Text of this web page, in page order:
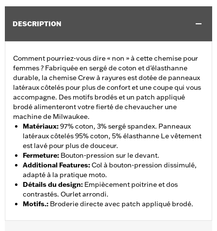
DESCRIPTION
Comment pourriez-vous dire « non » à cette chemise pour
femmes ? Fabriquée en sergé de coton et d'élasthanne
durable, la chemise Crew à rayures est dotée de panneaux
latéraux côtelés pour plus de confort et une coupe qui vous
accompagne. Des motifs brodés et un patch appliqué
brodé alimenteront votre fierté de chevaucher une
machine de Milwaukee.
Matériaux:97% coton, 3% sergé spandex. Panneaux
latéraux côtelés 95% coton, 5% élasthanne Le vêtement
est lavé pour plus de douceur.
Fermeture: Bouton-pression sur le devant.
Additional Features:Col à bouton-pression dissimulé,
adapté à la pratique moto.
Détails du design: Empiècement poitrine et dos
contrastés. Ourlet arrondi.
Motifs.: Broderie directe avec patch appliqué brodé.